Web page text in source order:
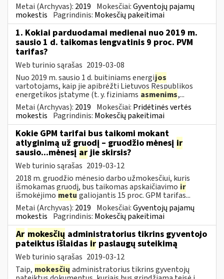
Metai (Archyvas): 2019 Mokesčiai:Gyventojų pajamų
mokestis Pagrindinis: Mokesčių pakeitimai
1. Kokiai parduodamai medienai nuo 2019 m.
sausio 1 d. taikomas lengvatinis 9 proc. PVM
tarifas?
Web turinio sąrašas 2019-03-08
Nuo 2019 m. sausio 1 d. buitiniams energijos
vartotojams, kaip jie apibrėžti Lietuvos Respublikos
energetikos įstatyme (t. y. fiziniams asmenims,...
Metai (Archyvas): 2019 Mokesčiai: Pridėtinės vertės
mokestis Pagrindinis: Mokesčių pakeitimai
Kokie GPM tarifai bus taikomi mokant
atlyginimą už gruodį – gruodžio mėnesį ir
sausio...mėnesį arjie skirsis?
Web turinio sąrašas 2019-03-12
2018 m. gruodžio mėnesio darbo užmokesčiui, kuris
išmokamas gruodį, bus taikomas apskaičiavimo ir
išmokėjimo metu galiojantis 15 proc. GPM tarifas...
Metai (Archyvas): 2019 Mokesčiai:Gyventojų pajamų
mokestis Pagrindinis: Mokesčių pakeitimai
Ar mokesčių administratorius tikrins gyventojo
pateiktus išlaidas ir paslaugų suteikimą
Web turinio sąrašas 2019-03-12
Taip, mokesčių administratorius tikrins gyventojų